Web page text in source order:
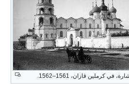
في كرملين قازان، 1561–1562.